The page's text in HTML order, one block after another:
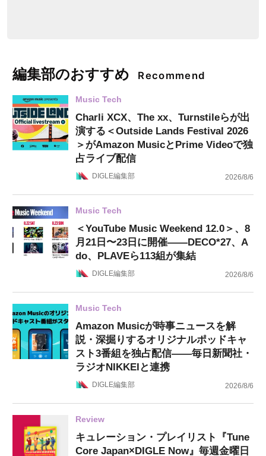
編集部のおすすめ Recommend
Music Tech
Charli XCX、The xx、Turnstileらが出
演する＜Outside Lands Festival 2026
＞がAmazon MusicとPrime Videoで独
占ライブ配信
DIGLE編集部 2026/8/6
Music Tech
＜YouTube Music Weekend 12.0＞、8
月21日〜23日に開催——DECO*27、A
do、PLAVEら113組が集結
DIGLE編集部 2026/8/6
Music Tech
Amazon Musicが時事ニュースを解
説・深掘りするオリジナルポッドキャ
スト3番組を独占配信——毎日新聞社・
ラジオNIKKEIと連携
DIGLE編集部 2026/8/6
Review
キュレーション・プレイリスト『Tune
Core Japan×DIGLE Now』毎週金曜日